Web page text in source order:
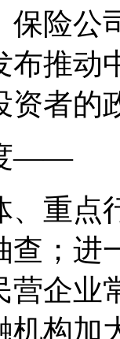
保险公
布推动
资者的
——
、重点
查；进
营企业
机构加